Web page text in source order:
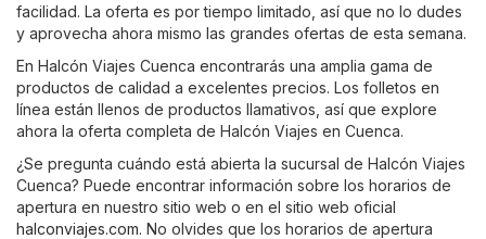
facilidad. La oferta es por tiempo limitado, así que no lo dudes
y aprovecha ahora mismo las grandes ofertas de esta semana.
En Halcón Viajes Cuenca encontrarás una amplia gama de
productos de calidad a excelentes precios. Los folletos en
línea están llenos de productos llamativos, así que explore
ahora la oferta completa de Halcón Viajes en Cuenca.
¿Se pregunta cuándo está abierta la sucursal de Halcón Viajes
Cuenca? Puede encontrar información sobre los horarios de
apertura en nuestro sitio web o en el sitio web oficial
halconviajes.com. No olvides que los horarios de apertura